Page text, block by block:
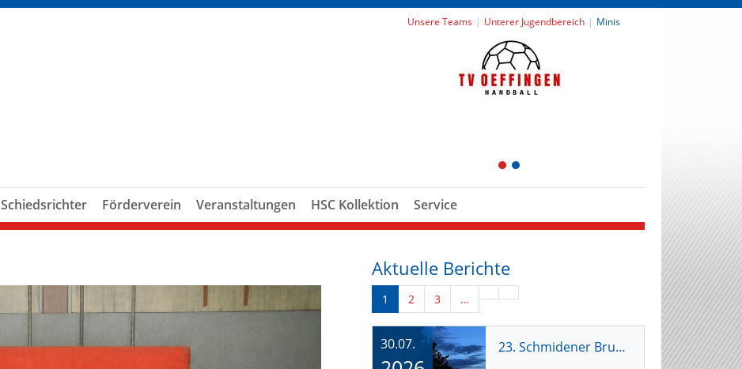
Unsere Teams Unterer Jugendbereich Minis
1 2
Schiedsrichter Förderverein Veranstaltungen HSC Kollektion Service
Aktuelle Berichte
1 2 3 …
23. Schmidener Brunnenhocketse
30.07.